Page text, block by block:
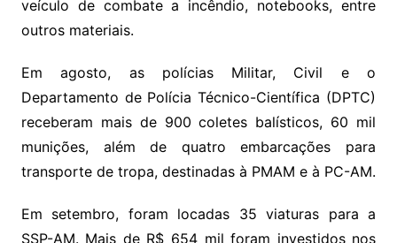
veículo de combate a incêndio, notebooks, entre
outros materiais.
Em agosto, as polícias Militar, Civil e o
Departamento de Polícia Técnico-Científica (DPTC)
receberam mais de 900 coletes balísticos, 60 mil
munições, além de quatro embarcações para
transporte de tropa, destinadas à PMAM e à PC-AM.
Em setembro, foram locadas 35 viaturas para a
SSP-AM. Mais de R$ 654 mil foram investidos nos